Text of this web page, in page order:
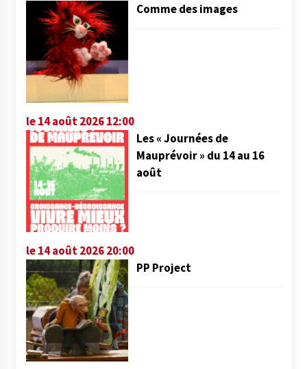
Comme des images
le 14 août 2026 12:00
Les « Journées de
Mauprévoir » du 14 au 16
août
le 14 août 2026 20:00
PP Project